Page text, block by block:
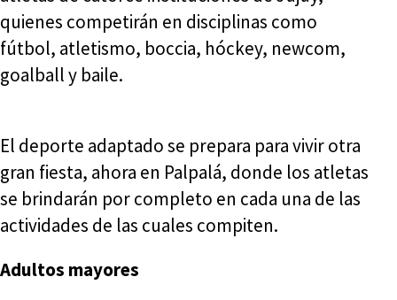
quienes competirán en disciplinas como
fútbol, atletismo, boccia, hóckey, newcom,
goalball y baile.
El deporte adaptado se prepara para vivir otra
gran fiesta, ahora en Palpalá, donde los atletas
se brindarán por completo en cada una de las
actividades de las cuales compiten.
Adultos mayores